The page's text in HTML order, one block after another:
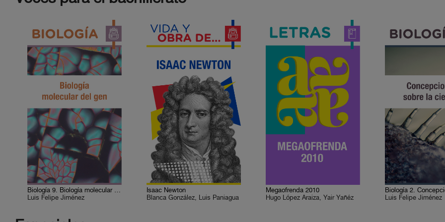
Biología 9. Biología molecular del gen
Luis Felipe Jiménez
Isaac Newton
Blanca González, Luis Paniagua
Megaofrenda 2010
Hugo López Araiza, Yair Yañéz
Luis Felipe Jiménez